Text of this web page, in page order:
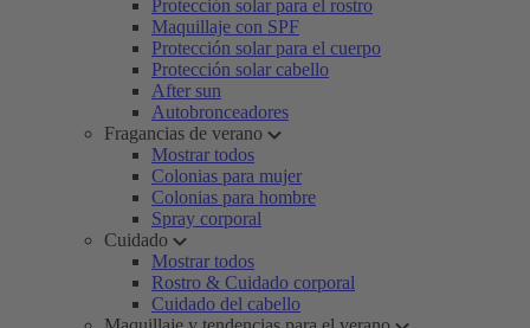
Protección solar para el rostro
Maquillaje con SPF
Protección solar para el cuerpo
Protección solar cabello
After sun
Autobronceadores
Fragancias de verano
Mostrar todos
Colonias para mujer
Colonias para hombre
Spray corporal
Cuidado
Mostrar todos
Rostro & Cuidado corporal
Cuidado del cabello